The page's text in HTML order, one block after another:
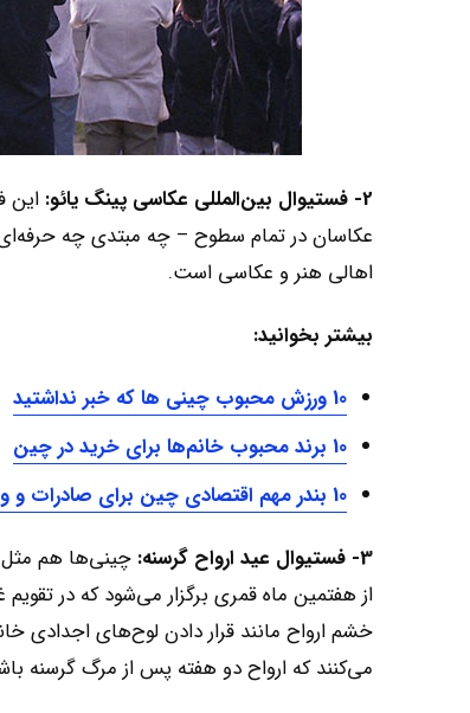
2- فستیوال بین‌المللی عکاسی پینگ یائو:
عکاسان در تمام سطوح – چه مبتدی چه حرفه‌ای
اهالی هنر و عکاسی است.
بیشتر بخوانید:
10 ورزش محبوب چینی ها که خبر نداشتید
10 برند محبوب خانم‌ها برای خرید در چین
10 بندر مهم اقتصادی چین برای صادرات و واردات
3- فستیوال عید ارواح گرسنه:
چینی‌ها هم مثل
از هفتمین ماه قمری برگزار می‌شود که در
خشم ارواح مانند قرار دادن لوح‌های اجدادی
می‌کنند که ارواح دو هفته پس از مرگ گرسنه